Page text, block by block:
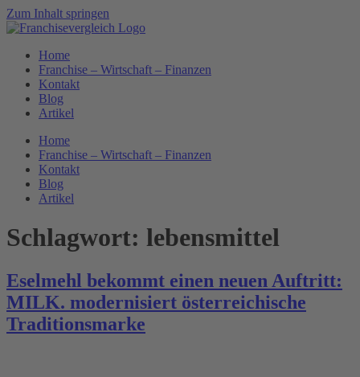
Zum Inhalt springen
Home
Franchise – Wirtschaft – Finanzen
Kontakt
Blog
Artikel
Home
Franchise – Wirtschaft – Finanzen
Kontakt
Blog
Artikel
Schlagwort: lebensmittel
Eselmehl bekommt einen neuen Auftritt:
MILK. modernisiert österreichische
Traditionsmarke